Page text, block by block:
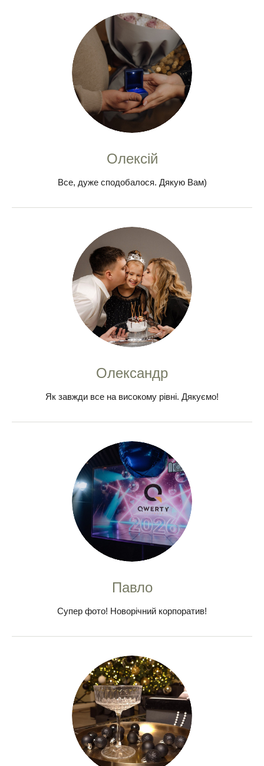
Олексій
Все, дуже сподобалося. Дякую Вам)
Олександр
Як завжди все на високому рівні. Дякуємо!
Павло
Супер фото! Новорічний корпоратив!